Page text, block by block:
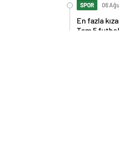
SPOR 06
En fazla
Tam 5